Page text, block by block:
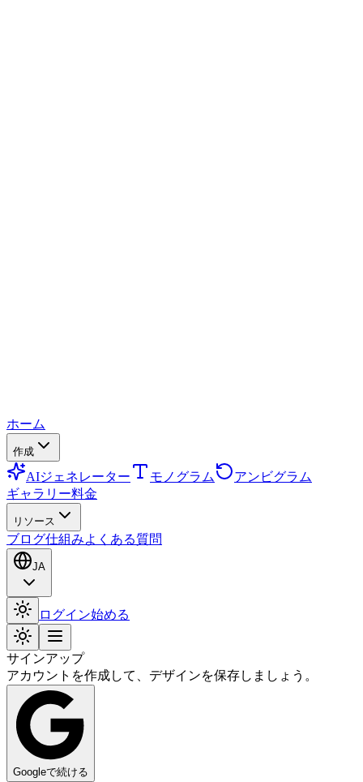
ホーム
作成
AIジェネレーター モノグラム
アンビグラム
ギャラリー料金
リソース
ブログ仕組みよくある質問
JA
ログイン始める
サインアップ
アカウントを作成して、デザインを保存しましょう。
Googleで続ける